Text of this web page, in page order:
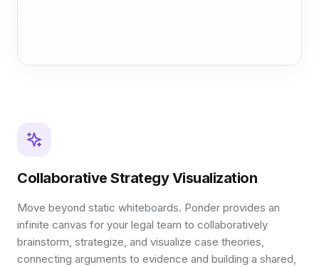
Collaborative Strategy Visualization
Move beyond static whiteboards. Ponder provides an
infinite canvas for your legal team to collaboratively
brainstorm, strategize, and visualize case theories,
connecting arguments to evidence and building a shared,